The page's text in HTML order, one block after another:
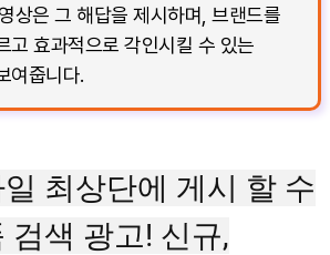
상은 그 해답을 제시하며, 브랜드를
고 효과적으로 각인시킬 수 있는
여줍니다.
최상단에 게시 할 수
검색 광고! 신규,